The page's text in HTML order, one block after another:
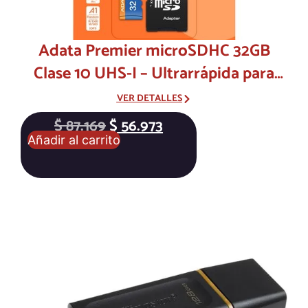
Adata Premier microSDHC 32GB
Clase 10 UHS-I – Ultrarrápida para
Móviles y Tablets
VER DETALLES
$87.169$56.973
Añadir al carrito